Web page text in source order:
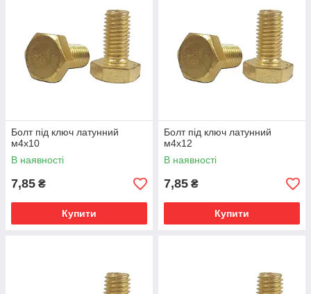
Болт під ключ латунний
м4х10
В наявності
7,85 ₴
Купити
Болт під ключ латунний
м4х12
В наявності
7,85 ₴
Купити